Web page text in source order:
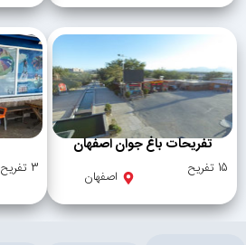
تفریحات باغ جوان اصفهان
15 تفریح اصفهان 3 تفریح